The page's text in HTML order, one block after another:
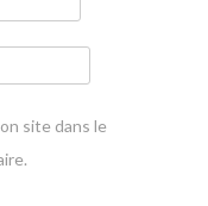
site dans le